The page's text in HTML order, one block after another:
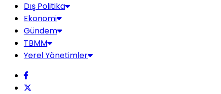
Dış Politika
Ekonomi
Gündem
TBMM
Yerel Yönetimler